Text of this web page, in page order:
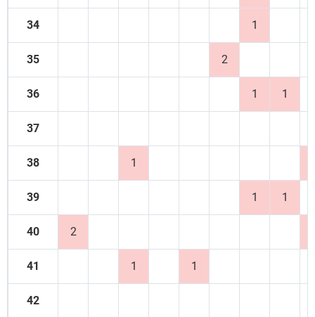
34 1
35 2
36 1 1
37
38 1
39 1 1
40 2
41 1 1
42